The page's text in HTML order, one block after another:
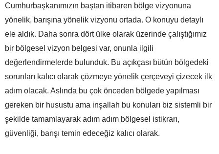
Cumhurbaşkanımızın baştan itibaren bölge vizyonuna
yönelik, barışına yönelik vizyonu ortada. O konuyu detaylı
ele aldık. Daha sonra dört ülke olarak üzerinde çalıştığımız
bir bölgesel vizyon belgesi var, onunla ilgili
değerlendirmelerde bulunduk. Bu açıkçası bütün bölgedeki
sorunları kalıcı olarak çözmeye yönelik çerçeveyi çizecek ilk
adım olacak. Aslında bu çok önceden bölgede yapılması
gereken bir husustu ama inşallah bu konuları biz sistemli bir
şekilde tamamlayarak adım adım bölgesel istikrarı,
güvenliği, barışı temin edeceğiz kalıcı olarak.